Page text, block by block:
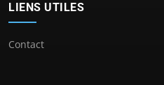
LIENS UTILES
Contact